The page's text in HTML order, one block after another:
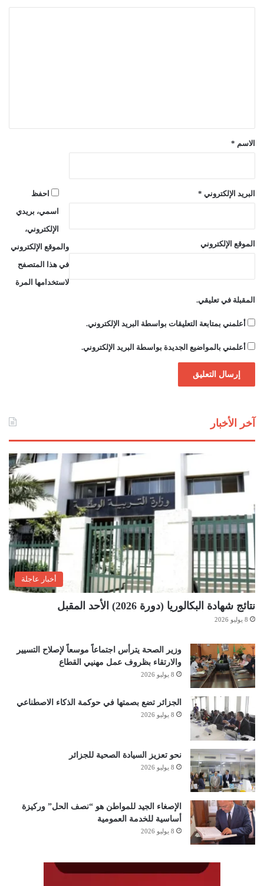
*الاسم *
البريد الإلكتروني *
الموقع الإلكتروني
احفظ
اسمي، بريدي
الإلكتروني،
والموقع الإلكتروني
في هذا المتصفح
لاستخدامها المرة
المقبلة في تعليقي.
أعلمني بمتابعة التعليقات بواسطة البريد الإلكتروني.
أعلمني بالمواضيع الجديدة بواسطة البريد الإلكتروني.
آخر الأخبار
أخبار عاجلة
نتائج شهادة البكالوريا (دورة 2026) الأحد المقبل
8 يوليو 2026
وزير الصحة يترأس اجتماعاً موسعاً لإصلاح التسيير
والارتقاء بظروف عمل مهنيي القطاع
8 يوليو 2026
الجزائر تضع بصمتها في حوكمة الذكاء الاصطناعي
8 يوليو 2026
نحو تعزيز السيادة الصحية للجزائر
8 يوليو 2026
الإصغاء الجيد للمواطن هو “نصف الحل” وركيزة
أساسية للخدمة العمومية
8 يوليو 2026